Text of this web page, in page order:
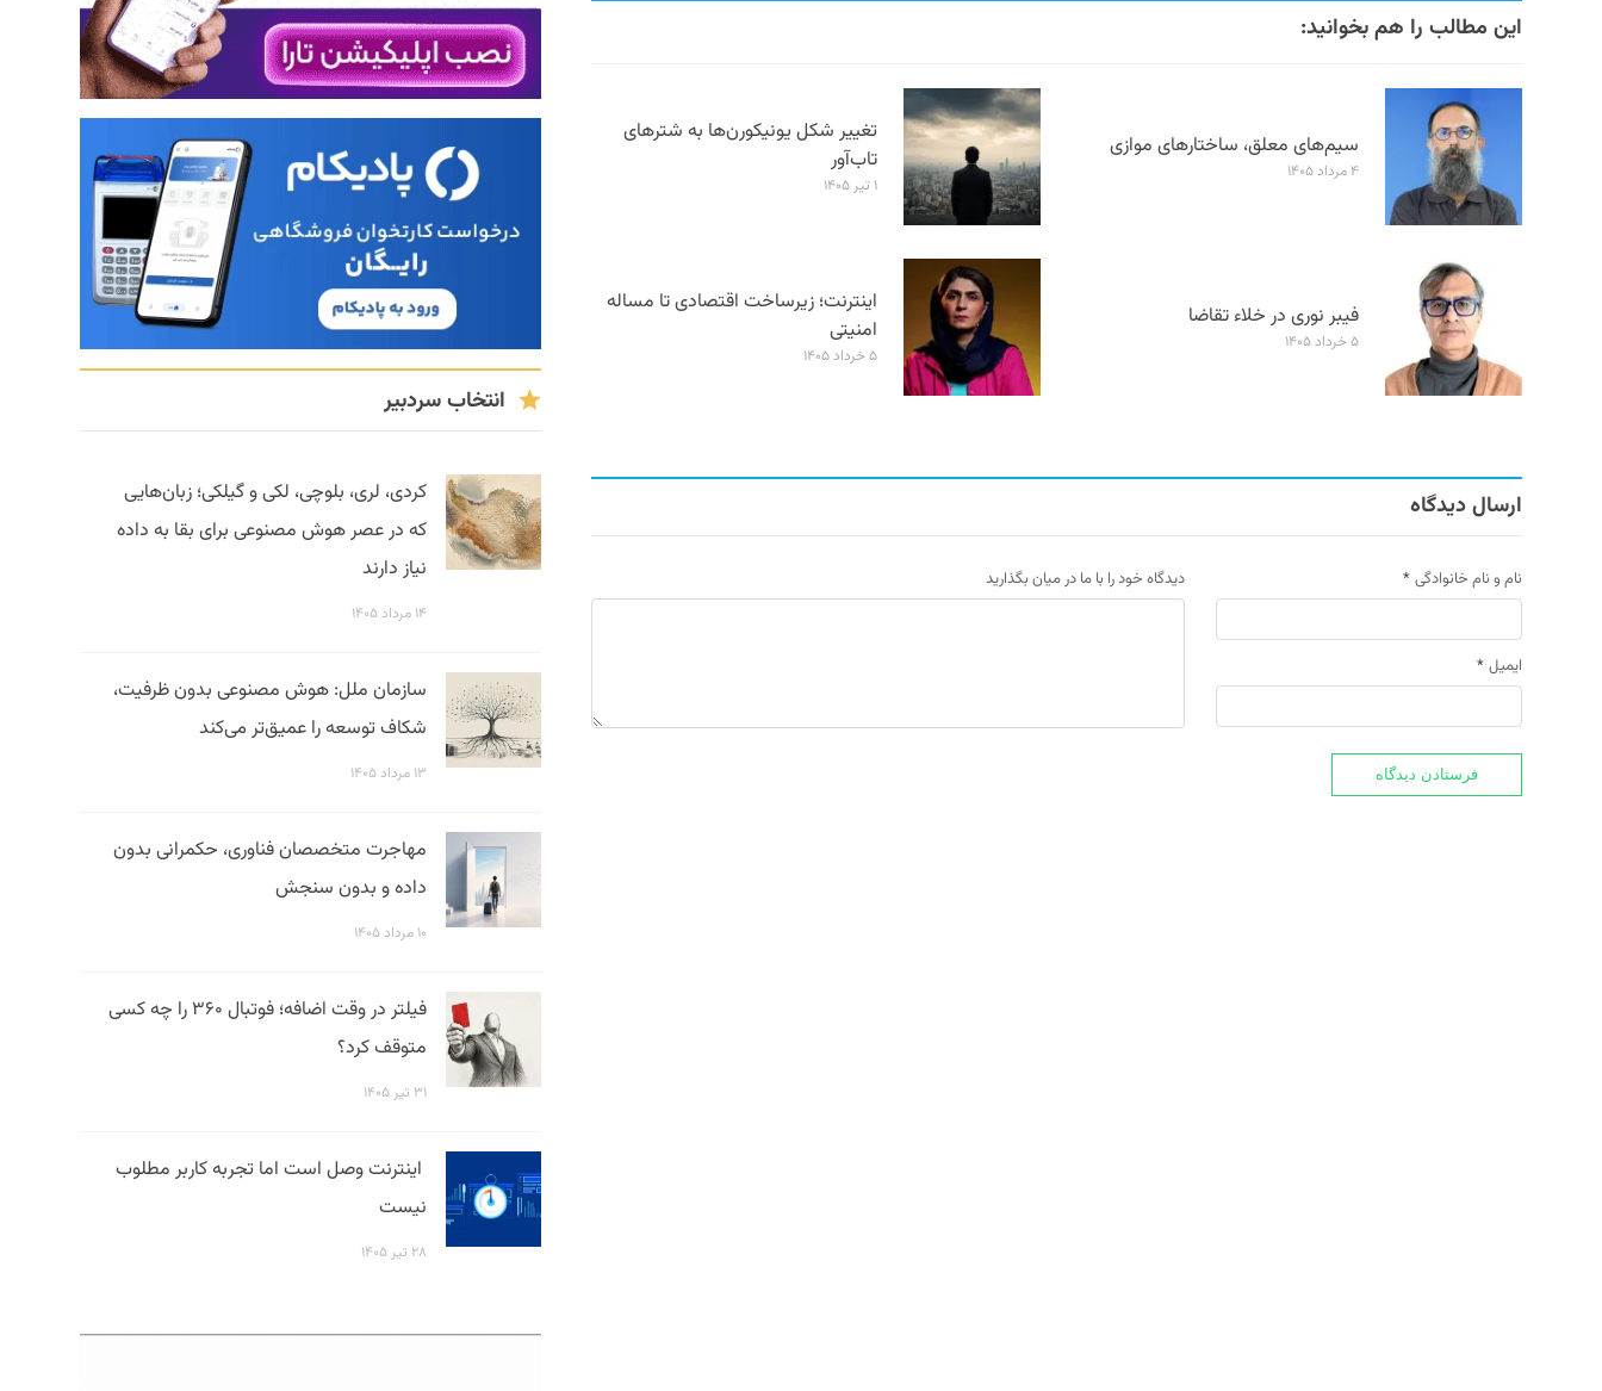
این مطالب را هم بخوانید:
سیم‌های معلق، ساختارهای موازی
۴ مرداد ۱۴۰۵
تغییر شکل یونیکورن‌ها به شترهای
تاب‌آور
۱ تیر ۱۴۰۵
فیبر نوری در خلاء تقاضا
۵ خرداد ۱۴۰۵
اینترنت؛ زیرساخت اقتصادی تا مساله
امنیتی
۵ خرداد ۱۴۰۵
ارسال دیدگاه
نام و نام خانوادگی *
ایمیل *
دیدگاه خود را با ما در میان بگذارید
انتخاب سردبیر
کردی، لری، بلوچی، لکی و گیلکی؛ زبان‌هایی
که در عصر هوش مصنوعی برای بقا به داده
نیاز دارند
۱۴ مرداد ۱۴۰۵
سازمان ملل: هوش مصنوعی بدون ظرفیت،
شکاف توسعه را عمیق‌تر می‌کند
۱۳ مرداد ۱۴۰۵
مهاجرت متخصصان فناوری، حکمرانی بدون
داده و بدون سنجش
۱۰ مرداد ۱۴۰۵
فیلتر در وقت اضافه؛ فوتبال ۳۶۰ را چه کسی
متوقف کرد؟
۳۱ تیر ۱۴۰۵
اینترنت وصل است اما تجربه کاربر مطلوب
نیست
۲۸ تیر ۱۴۰۵